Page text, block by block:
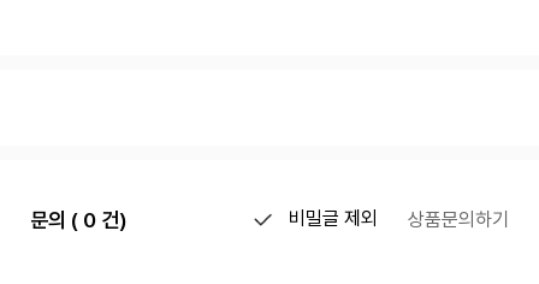
문의 ( 0 건) 비밀글 제외 상품문의하기